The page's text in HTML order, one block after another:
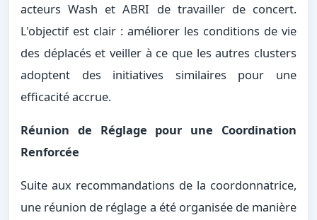
acteurs Wash et ABRI de travailler de concert.
L'objectif est clair : améliorer les conditions de vie
des déplacés et veiller à ce que les autres clusters
adoptent des initiatives similaires pour une
efficacité accrue.
Réunion de Réglage pour une Coordination
Renforcée
Suite aux recommandations de la coordonnatrice,
une réunion de réglage a été organisée de manière